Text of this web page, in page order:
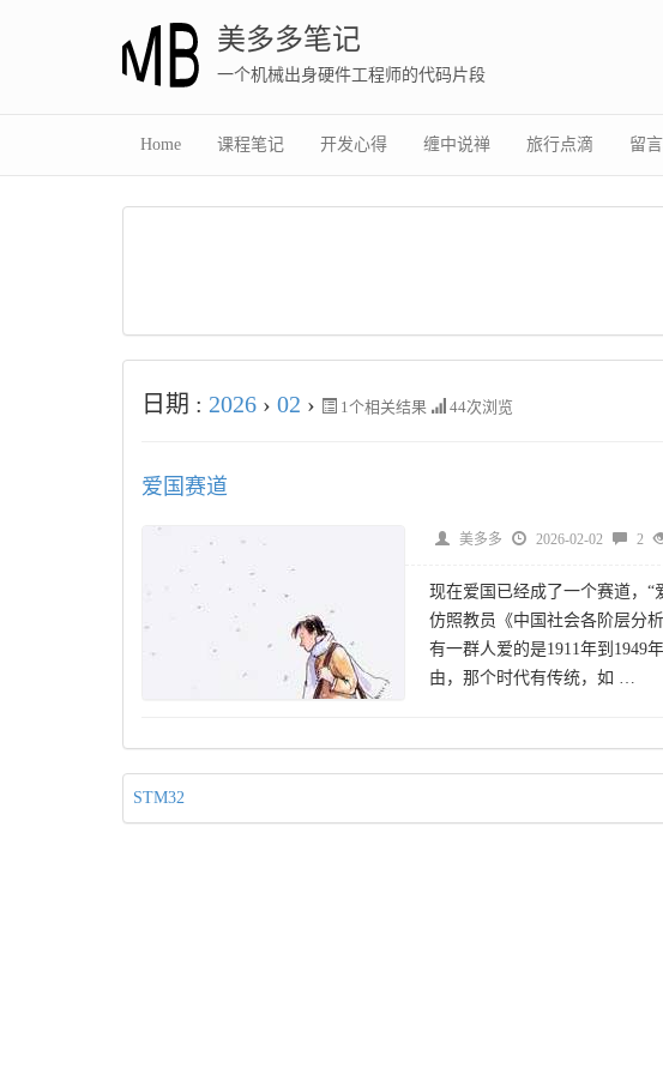
美多多笔记
一个机械出身硬件工程师的代码片段
Home 课程笔记 开发心得 缠中说禅 旅行点滴 留
日期 : 2026 › 02 › 1个相关结果 44次浏览
爱国赛道
美多多 2026-02-02 2
现在爱国已经成了一个赛道，“
仿照教员《中国社会各阶层分
有一群人爱的是1911年到1949
由，那个时代有传统，如 …
STM32